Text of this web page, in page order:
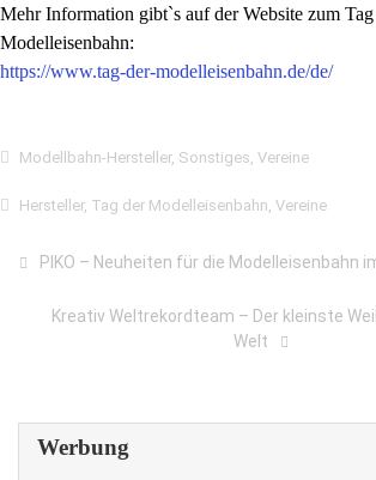
Mehr Information gibt`s auf der Website zum
Modelleisenbahn:
https://www.tag-der-modelleisenbahn.de/de/
Modellbahn-Hersteller, Sonstiges, Vereine
Hersteller, Tag der Modelleisenbahn, Vereine
PIKO – Neuheiten für die Modelleisenbahn
Kreativ Weltrekordteam – Der kleinste
Welt
Werbung